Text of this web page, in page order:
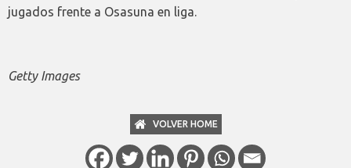
jugados frente a Osasuna en liga.
Getty Images
VOLVER HOME